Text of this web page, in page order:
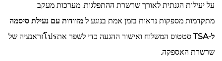
על יעילות הגנתית לאורך שרשרת ההתפלגות. מערכות מעקב
מתקדמות מספקות נראות בזמן אמת בנוגע ל מזוודות עם נעילת סיסמה
ל-TSA
סטטוס המשלוח ואישור ההגעה כדי לשפר אתโปรזראנציה של
שרשרת האספקה.